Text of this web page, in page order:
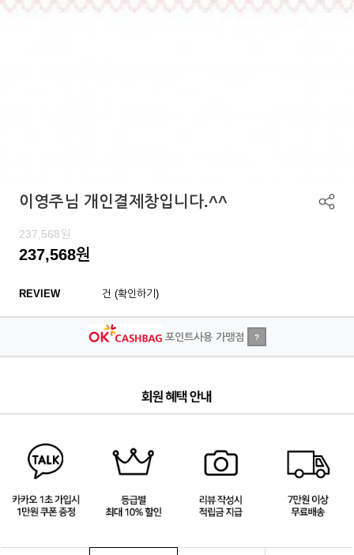
이영주님 개인결제창입니다.^^
237,568원
237,568원
REVIEW 건 (확인하기)
포인트사용 가맹점 ?